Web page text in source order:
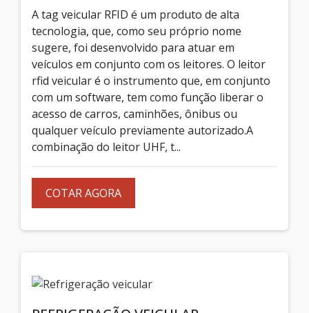
A tag veicular RFID é um produto de alta
tecnologia, que, como seu próprio nome
sugere, foi desenvolvido para atuar em
veículos em conjunto com os leitores. O leitor
rfid veicular é o instrumento que, em conjunto
com um software, tem como função liberar o
acesso de carros, caminhões, ônibus ou
qualquer veículo previamente autorizado.A
combinação do leitor UHF, t...
COTAR AGORA